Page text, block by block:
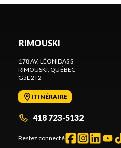
RIMOUSKI
178 AV. LÉONIDAS S
RIMOUSKI, QUÉBEC
G5L 2T2
ITINÉRAIRE
418 723-5132
Restez connecté